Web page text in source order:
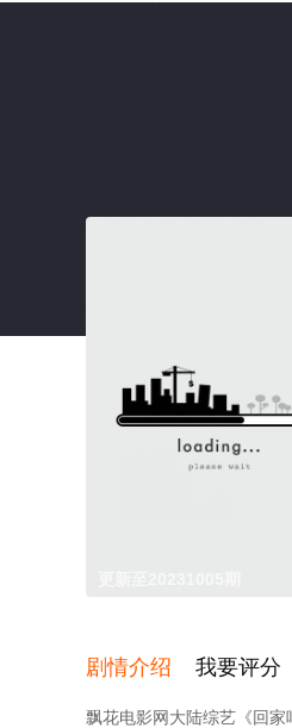
剧情介绍 我要评分
飘花电影网大陆综艺《回